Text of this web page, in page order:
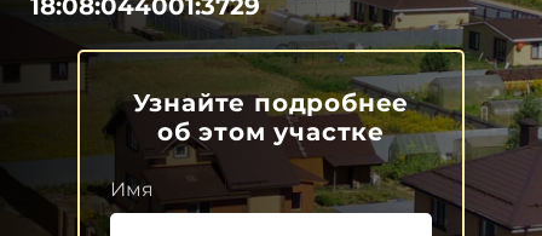
Узнайте подробнее
об этом участке
Имя